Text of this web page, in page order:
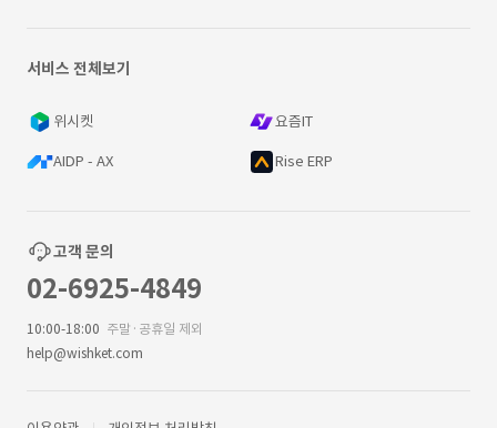
서비스 전체보기
위시켓 요즘IT
AIDP - AX Rise ERP
고객 문의
02-6925-4849
10:00-18:00 주말·공휴일 제외
help@wishket.com